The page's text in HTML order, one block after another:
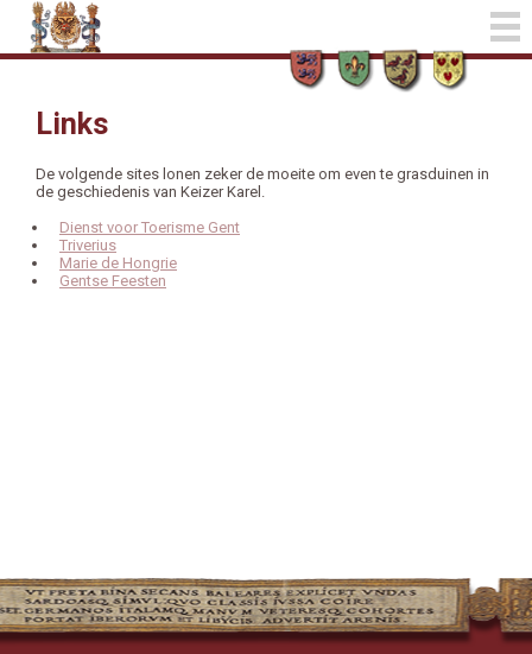
Links
De volgende sites lonen zeker de moeite om even te grasduinen in
de geschiedenis van Keizer Karel.
Dienst voor Toerisme Gent
Triverius
Marie de Hongrie
Gentse Feesten